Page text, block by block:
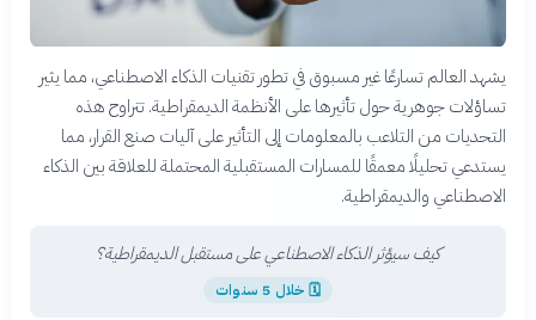
يشهد العالم تسارعًا غير مسبوق في تطور تقنيات الذكاء الاصطناعي، مما يثير
تساؤلات جوهرية حول تأثيرها على الأنظمة الديمقراطية. تتراوح هذه
التحديات من التلاعب بالمعلومات إلى التأثير على آليات صنع القرار، مما
يستدعي تحليلًا معمقًا للمسارات المستقبلية المحتملة للعلاقة بين الذكاء
الاصطناعي والديمقراطية.
كيف سيؤثر الذكاء الاصطناعي على مستقبل الديمقراطية؟
🗓 خلال 5 سنوات